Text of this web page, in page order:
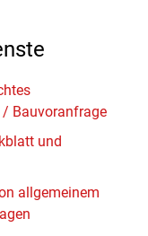
Bauvoranfrage
und
allgemeinem